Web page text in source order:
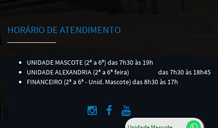
HORÁRIO DE ATENDIMENTO
UNIDADE MASCOTE (2ª a 6ª) das 7h30 às 19h
UNIDADE ALEXANDRIA (2ª a 6ª feira)
das 7h30 às 18h45
FINANCEIRO (2ª a 6ª - Unid. Mascote) das 8h30 às 17h